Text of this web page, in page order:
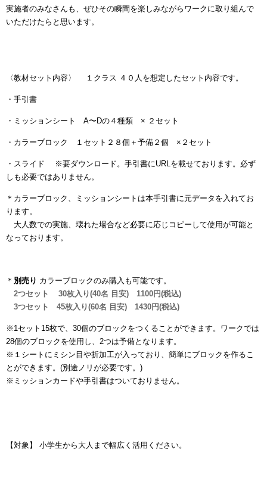
実施者のみなさんも、ぜひその瞬間を楽しみながらワークに取り組んで
いただけたらと思います。
〈教材セット内容〉 １クラス ４０人を想定したセット内容です。
・手引書
・ミッションシート A〜Dの４種類 × ２セット
・カラーブロック １セット２８個＋予備２個 ×２セット
・スライド ※要ダウンロード。手引書にURLを載せております。必ず
しも必要ではありません。
＊カラーブロック、ミッションシートは本手引書に元データを入れてお
ります。
大人数での実施、壊れた場合など必要に応じコピーして使用が可能と
なっております。
＊ 別売り カラーブロックのみ購入も可能です。
2つセット 30枚入り(40名 目安) 1100 円(税込)
3つセット 45枚入り(60名 目安) 1430 円(税込)
※1セット15枚で、30個のブロックをつくることができます。ワークでは
28個のブロックを使用し、2つは予備となります。
※１シートにミシン目や折加工が入っており、簡単にブロックを作るこ
とができます。(別途ノリが必要です。)
※ミッションカードや手引書はついておりません。
【対象】 小学生から大人まで幅広く活用ください。